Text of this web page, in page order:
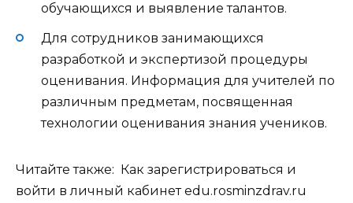
обучающихся и выявление талантов.
Для сотрудников занимающихся
разработкой и экспертизой процедуры
оценивания. Информация для учителей по
различным предметам, посвященная
технологии оценивания знания учеников.
Читайте также:
Как зарегистрироваться и
войти в личный кабинет edu.rosminzdrav.ru